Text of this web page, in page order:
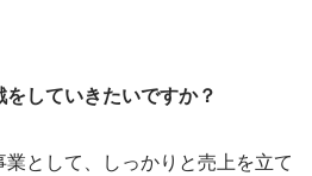
していきたいですか？
として、しっかりと売上を立て